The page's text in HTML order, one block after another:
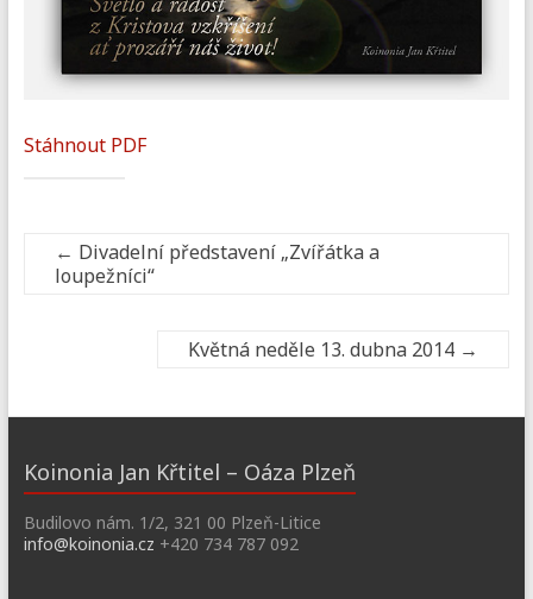
Stáhnout PDF
← Divadelní představení „Zvířátka a
loupežníci“
Květná neděle 13. dubna 2014 →
Koinonia Jan Křtitel – Oáza Plzeň
Budilovo nám. 1/2, 321 00 Plzeň-Litice
info@koinonia.cz +420 734 787 092